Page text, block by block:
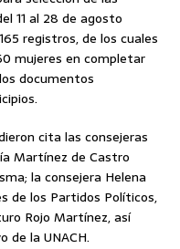
11 al 28 de agosto
registros, de los cuales
mujeres en completar
documentos
cita las consejeras
Martínez de Castro
la consejera Helena
de los Partidos Políticos,
Rojo Martínez, así
de la UNACH.